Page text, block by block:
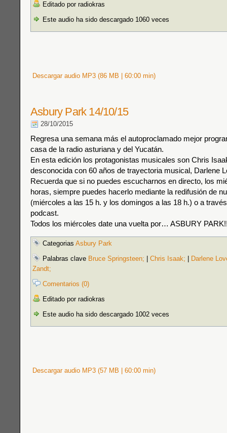
Editado por radiokras
Este audio ha sido descargado 1060 veces
Descargar audio MP3 (86 MB | 60:00 min)
Asbury Park 14/10/15
28/10/2015
Regresa una semana más el autoproclamado mejor
casa de la radio asturiana y del Yucatán.
En esta edición los protagonistas musicales son Chris
desconocida con 60 años de trayectoria musical, Darlene
Recuerda que si no puedes escucharnos en directo, los
horas, siempre puedes hacerlo mediante la redifusión de
(miércoles a las 15 h. y los domingos a las 18 h.) o a
podcast.
Todos los miércoles date una vuelta por… ASBURY
Categorias Asbury Park
Palabras clave Bruce Springsteen; Chris Isaak;
Darlene
Zandt;
Comentarios (0)
Editado por radiokras
Este audio ha sido descargado 1002 veces
Descargar audio MP3 (57 MB | 60:00 min)